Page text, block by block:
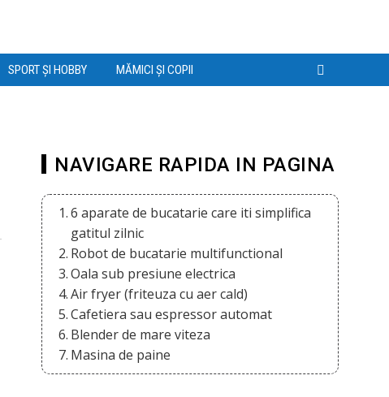
SPORT ȘI HOBBY MĂMICI ȘI COPII
NAVIGARE RAPIDA IN PAGINA
6 aparate de bucatarie care iti simplifica
gatitul zilnic
Robot de bucatarie multifunctional
Oala sub presiune electrica
Air fryer (friteuza cu aer cald)
Cafetiera sau espressor automat
Blender de mare viteza
Masina de paine